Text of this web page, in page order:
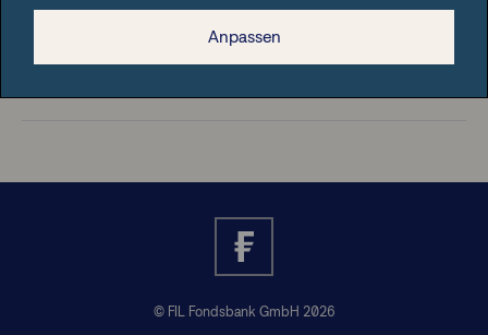
Rechtliche Hinweise
© FIL Fondsbank GmbH 2026
Anpassen